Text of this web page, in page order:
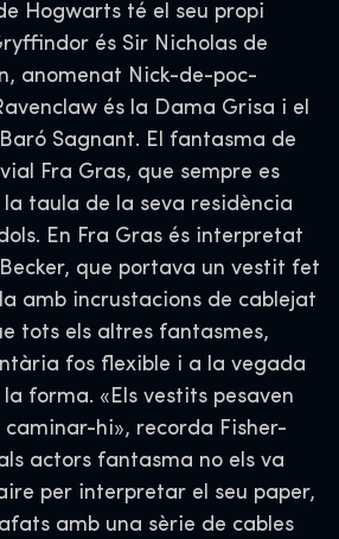
Hogwarts té el seu propi
és Sir Nicholas de
anomenat Nick-de-poc-
és la Dama Grisa i el
Sagnant. El fantasma de
Fra Gras, que sempre es
taula de la seva residència
En Fra Gras és interpretat
que portava un vestit fet
amb incrustacions de cablejat
tots els altres fantasmes,
fos flexible i a la vegada
forma. «Els vestits pesaven
hi», recorda Fisher-
actors fantasma no els va
per interpretar el seu paper,
amb una sèrie de cables